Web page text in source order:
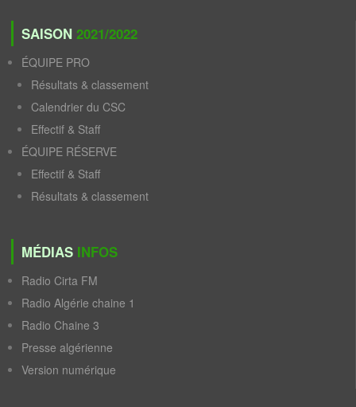
SAISON 2021/2022
ÉQUIPE PRO
Résultats & classement
Calendrier du CSC
Effectif & Staff
ÉQUIPE RÉSERVE
Effectif & Staff
Résultats & classement
MÉDIAS INFOS
Radio Cirta FM
Radio Algérie chaine 1
Radio Chaine 3
Presse algérienne
Version numérique